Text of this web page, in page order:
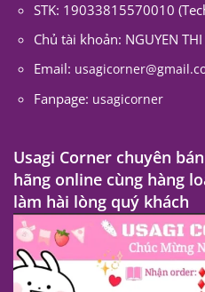
STK: 19033815570010
Chủ tài khoản: NGUYEN THI
Email:
Fanpage: usagicorner
Usagi Corner chuyên
hãng online cùng hàng
làm hài lòng quý khách